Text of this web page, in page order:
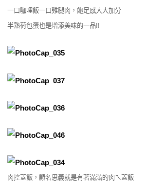
一口咖哩飯一口雞腿肉，飽足感大大加分
半熟荷包蛋也是增添美味的一品!!
肉控蓋飯，顧名思義就是有著滿滿的肉ㄟ蓋飯